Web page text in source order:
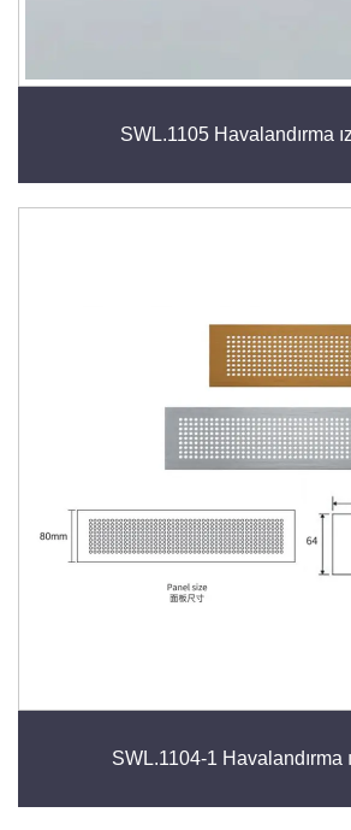
SWL.1105 Havalandırma
SWL.1104-1 Havalandırma